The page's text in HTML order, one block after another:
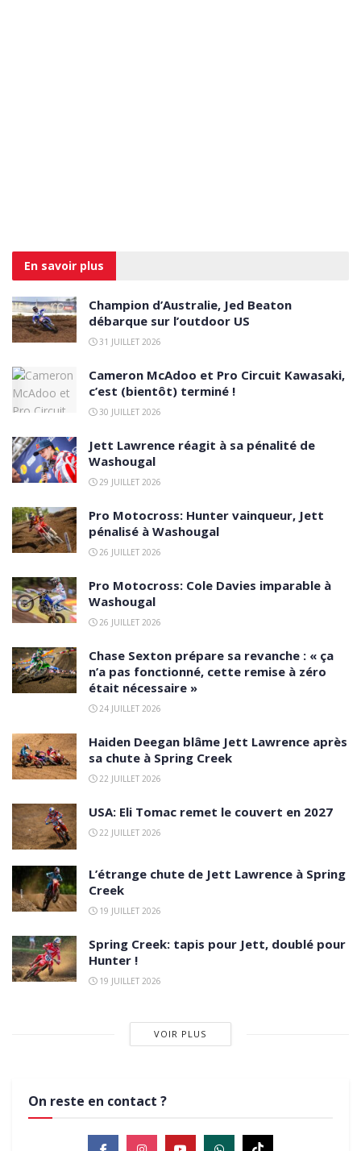
En savoir plus
Champion d’Australie, Jed Beaton
débarque sur l’outdoor US
31 JUILLET 2026
Cameron McAdoo et Pro Circuit Kawasaki,
c’est (bientôt) terminé !
30 JUILLET 2026
Jett Lawrence réagit à sa pénalité de
Washougal
29 JUILLET 2026
Pro Motocross: Hunter vainqueur, Jett
pénalisé à Washougal
26 JUILLET 2026
Pro Motocross: Cole Davies imparable à
Washougal
26 JUILLET 2026
Chase Sexton prépare sa revanche : « ça
n’a pas fonctionné, cette remise à zéro
était nécessaire »
24 JUILLET 2026
Haiden Deegan blâme Jett Lawrence après
sa chute à Spring Creek
22 JUILLET 2026
USA: Eli Tomac remet le couvert en 2027
22 JUILLET 2026
L’étrange chute de Jett Lawrence à Spring
Creek
19 JUILLET 2026
Spring Creek: tapis pour Jett, doublé pour
Hunter !
19 JUILLET 2026
VOIR PLUS
On reste en contact ?